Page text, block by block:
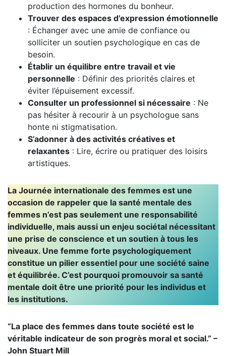
production des hormones du bonheur.
Trouver des espaces d’expression émotionnelle
: Échanger avec une amie de confiance ou
solliciter un soutien psychologique en cas de
besoin.
Établir un équilibre entre travail et vie
personnelle : Définir des priorités claires et
éviter l’épuisement excessif.
Consulter un professionnel si nécessaire : Ne
pas hésiter à recourir à un psychologue sans
honte ni stigmatisation.
S’adonner à des activités créatives et
relaxantes : Lire, écrire ou pratiquer des loisirs
artistiques.
La Journée internationale des femmes est une
occasion de rappeler que la santé mentale des
femmes n’est pas seulement une responsabilité
individuelle, mais aussi un enjeu sociétal nécessitant
une prise de conscience et un soutien à tous les
niveaux. Une femme forte psychologiquement
constitue un pilier essentiel pour une société saine
et équilibrée. C’est pourquoi promouvoir sa santé
mentale doit être une priorité pour les individus et
les institutions.
“La place des femmes dans toute société est le
véritable indicateur de son progrès moral et social.” –
John Stuart Mill